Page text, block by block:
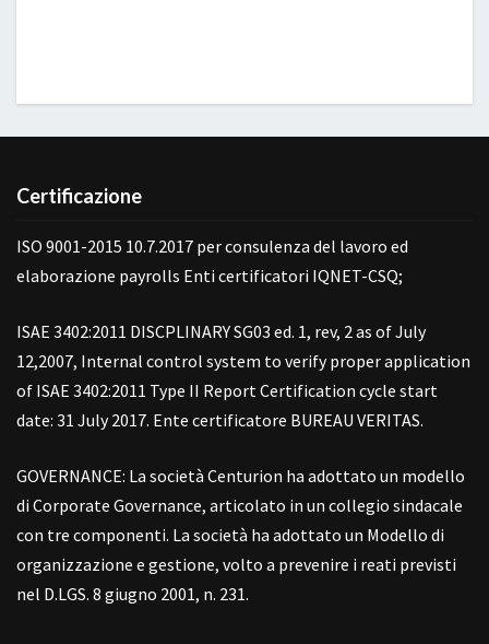
Certificazione
ISO 9001-2015 10.7.2017 per consulenza del lavoro ed
elaborazione payrolls Enti certificatori IQNET-CSQ;
ISAE 3402:2011 DISCPLINARY SG03 ed. 1, rev, 2 as of July
12,2007, Internal control system to verify proper application
of ISAE 3402:2011 Type II Report Certification cycle start
date: 31 July 2017. Ente certificatore BUREAU VERITAS.
GOVERNANCE: La società Centurion ha adottato un modello
di Corporate Governance, articolato in un collegio sindacale
con tre componenti. La società ha adottato un Modello di
organizzazione e gestione, volto a prevenire i reati previsti
nel D.LGS. 8 giugno 2001, n. 231.